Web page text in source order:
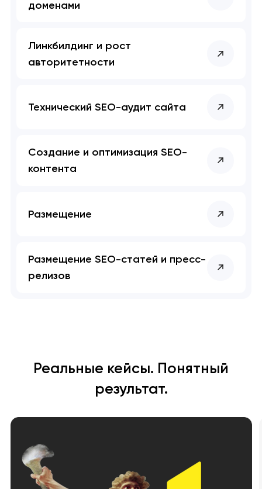
доменами
Линкбилдинг и рост
авторитетности
Технический SEO-аудит сайта
Создание и оптимизация SEO-
контента
Размещение
Размещение SEO-статей и пресс-
релизов
Реальные кейсы. Понятный
результат.